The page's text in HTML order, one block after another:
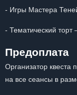
- Игры Мастера
- Тематический торт
Предоплата
Организатор квеста
на все сеансы в